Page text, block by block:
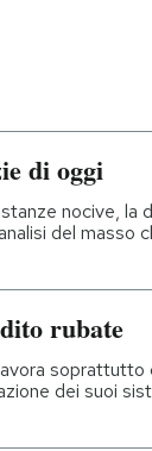
di oggi
nocive, la
del masso
rubate
soprattutto
dei suoi